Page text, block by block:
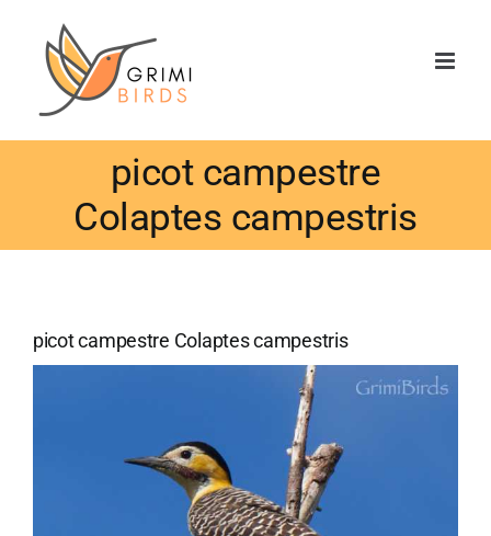
contenido
picot campestre
Colaptes campestris
picot campestre Colaptes campestris